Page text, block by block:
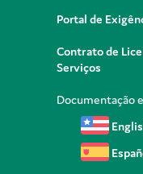
Portal de
Contrato de
Serviços
Documentação